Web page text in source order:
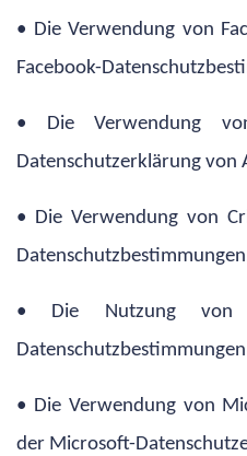
• Die Verwendung von
Facebook-
• Die Verwendung
Datenschutzerklärung von
• Die Verwendung von
• Die Nutzung von
• Die Verwendung von
der Microsoft-